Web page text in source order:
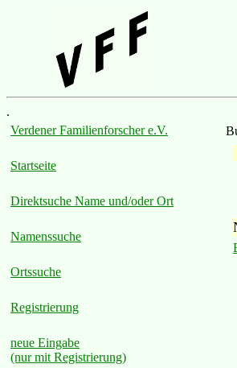
.
Verdener Familienforscher e.V.
Startseite
Direktsuche Name und/oder Ort
Namenssuche
Ortssuche
Registrierung
neue Eingabe
(nur mit Registrierung)